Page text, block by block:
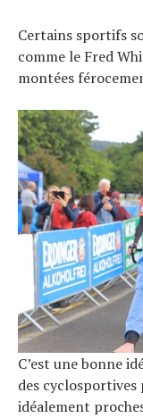
Certains sportifs
comme le Fred
montées
C’est une bonne
des
idéalement